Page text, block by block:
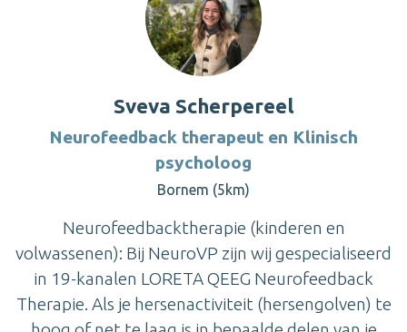
Sveva Scherpereel
Neurofeedback therapeut en Klinisch
psycholoog
Bornem (5km)
Neurofeedbacktherapie (kinderen en
volwassenen): Bij NeuroVP zijn wij gespecialiseerd
in 19-kanalen LORETA QEEG Neurofeedback
Therapie. Als je hersenactiviteit (hersengolven) te